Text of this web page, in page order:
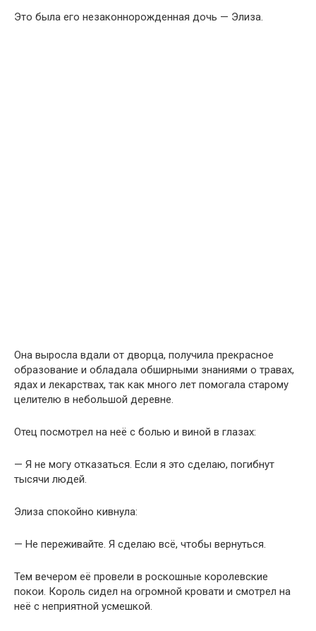
Это была его незаконнорожденная дочь — Элиза.
Она выросла вдали от дворца, получила прекрасное
образование и обладала обширными знаниями о травах,
ядах и лекарствах, так как много лет помогала старому
целителю в небольшой деревне.
Отец посмотрел на неё с болью и виной в глазах:
— Я не могу отказаться. Если я это сделаю, погибнут
тысячи людей.
Элиза спокойно кивнула:
— Не переживайте. Я сделаю всё, чтобы вернуться.
Тем вечером её провели в роскошные королевские
покои. Король сидел на огромной кровати и смотрел на
неё с неприятной усмешкой.